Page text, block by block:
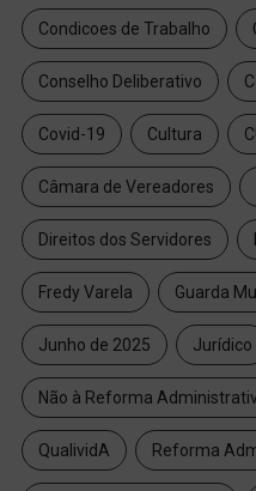
Condicoes de Trabalho
Conselho Deliberativo
Covid-19 Cultura
Câmara de Vereadores
Direitos dos Servidores
Fredy Varela Guarda
Junho de 2025 Jurídico
Não à Reforma
QualividA Reforma